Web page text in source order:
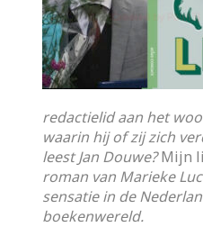
redactielid aan het
waarin hij of zij zich
leest Jan Douwe?Mijn
roman van Marieke
sensatie in de
boekenwereld.